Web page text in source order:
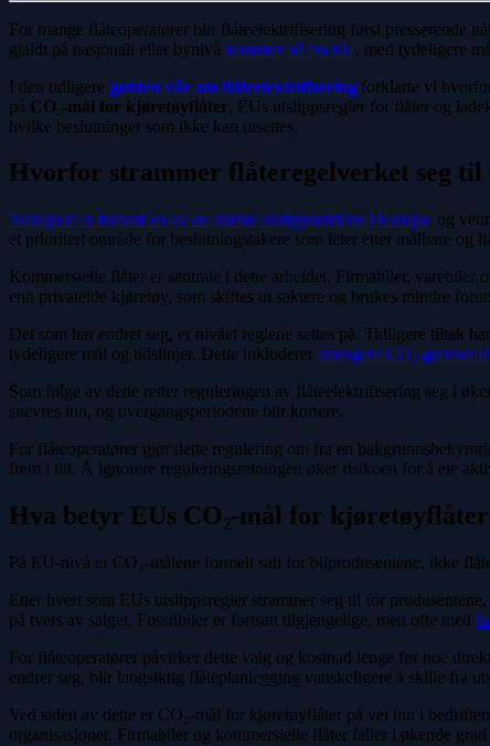
For mange flåteoperatører blir flåteelektrifisering først presserende
gjaldt på nasjonalt eller bynivå kommer nå fra EU, med tydeligere
I den tidligere guiden vår om flåteelektrifisering forklarte vi
på CO₂-mål for kjøretøyflåter, EUs utslippsregler for flåter og
hvilke beslutninger som ikke kan utsettes.
Hvorfor strammer flåteregelverket seg til
Transport er fortsatt en av de største utslippskildene i Europa, og
et prioritert område for beslutningstakere som leter etter målbare og
Kommersielle flåter er sentrale i dette arbeidet. Firmabiler,
enn privateide kjøretøy, som skiftes ut saktere og brukes mindre
Det som har endret seg, er nivået reglene settes på. Tidligere tiltak
tydeligere mål og tidslinjer. Dette inkluderer strengere CO₂-grenser
Som følge av dette retter reguleringen av flåteelektrifisering seg i
snevres inn, og overgangsperiodene blir kortere.
For flåteoperatører gjør dette regulering om fra en
frem i tid. Å ignorere reguleringsretningen øker risikoen for å eie
Hva betyr EUs CO₂-mål for
På EU-nivå er CO₂-målene formelt satt for bilprodusentene, ikke
Etter hvert som EUs utslippsregler strammer seg til for
på tvers av salget. Fossilbiler er fortsatt tilgjengelige, men ofte med
For flåteoperatører påvirker dette valg og kostnad lenge før noe
endrer seg, blir langsiktig flåteplanlegging vanskeligere å skille fra
Ved siden av dette er CO₂-mål for kjøretøyflåter på vei inn i
organisasjoner. Firmabiler og kommersielle flåter faller i økende